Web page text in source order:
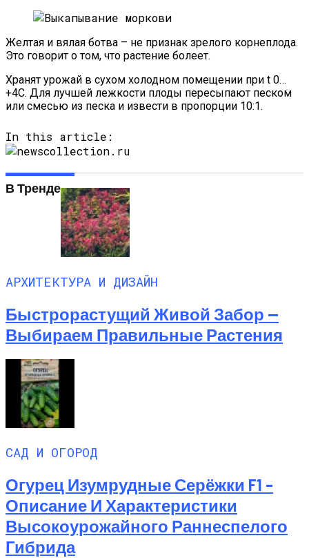
Желтая и вялая ботва – не признак зрелого корнеплода.
Это говорит о том, что растение болеет.
Хранят урожай в сухом холодном помещении при t 0…
+4С. Для лучшей лежкости плоды пересыпают песком
или смесью из песка и извести в пропорции 10:1.
In this article:
В Тренде
АРХИТЕКТУРА И ДИЗАЙН
Быстрорастущий Живой Забор —
Выбираем Правильные Растения
САД И ОГОРОД
Огурец Изумрудные Серёжки F1 –
Описание И Характеристики
Высокоурожайного Раннеспелого
Гибрида